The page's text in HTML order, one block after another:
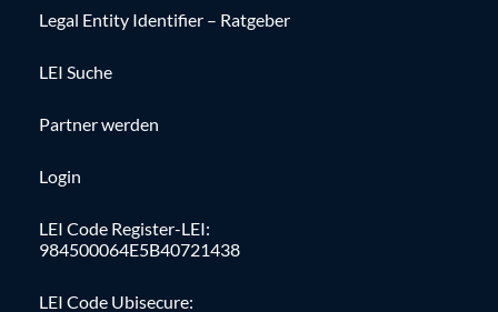
Legal Entity Identifier – Ratgeber
LEI Suche
Partner werden
Login
LEI Code Register-LEI:
984500064E5B40721438
LEI Code Ubisecure: